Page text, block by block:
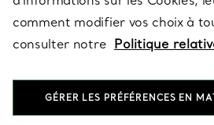
SUIVEZ-NOUS
comment modifier vos choix à
consulter notre Politique
GÉRER LES PRÉFÉRENCES EN